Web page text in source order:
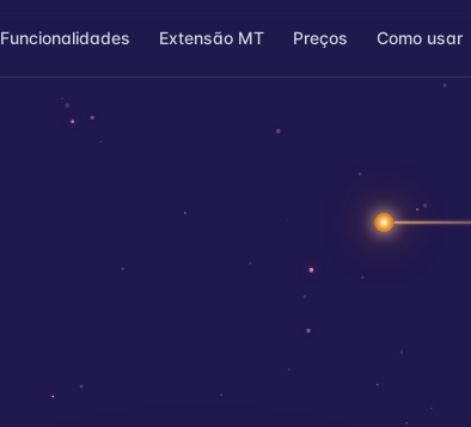
Funcionalidades Extensão MT Preços Como usar